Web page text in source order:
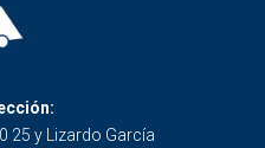
25 y Lizardo García